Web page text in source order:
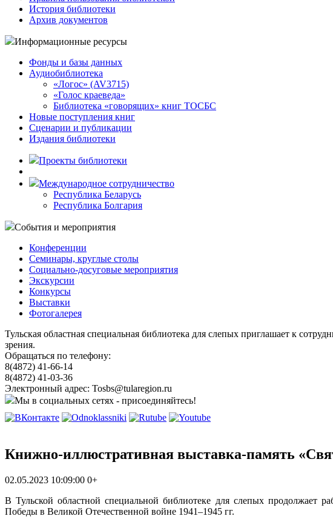
История библиотеки
Архив документов
Информационные ресурсы
Фонды и базы данных
Аудиобиблиотека
«Логос» (AV3715)
«Голос краеведа»
Библиотека «говорящих» книг ТОСБС
Новые поступления книг
Сценарии и публикации
Издания библиотеки
Проекты библиотеки
Международное сотрудничество
Республика Беларусь
Республика Болгария
События и мероприятия
Конференции
Семинары, круглые столы
Социально-досуговые мероприятия
Экскурсии
Конкурсы
Выставки
Фотогалерея
Тульская областная специальная библиотека для слепых приглашает к
зрения.
Обращаться по телефону:
8(4872) 41-66-14
8(4872) 41-03-36
Электронный адрес: Tosbs@tularegion.ru
Мы в социальных сетях - присоединяйтесь!
Книжно-иллюстративная выставка-память
02.05.2023 10:09:00 0+
В Тульской областной специальной библиотеке для слепых продолжает
Победы в Великой Отечественной войне 1941–1945 гг.